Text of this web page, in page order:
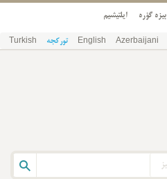
بیزه گؤره ایلتیشیم
Azerbaijani
English تورکجه Turkish